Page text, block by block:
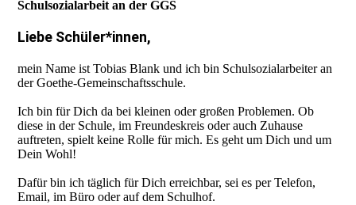
Schulsozialarbeit an der GGS
Liebe Schüler*innen,
mein Name ist Tobias Blank und ich bin Schulsozialarbeiter an
der Goethe-Gemeinschaftsschule.
Ich bin für Dich da bei kleinen oder großen Problemen. Ob
diese in der Schule, im Freundeskreis oder auch Zuhause
auftreten, spielt keine Rolle für mich. Es geht um Dich und um
Dein Wohl!
Dafür bin ich täglich für Dich erreichbar, sei es per Telefon,
Email, im Büro oder auf dem Schulhof.